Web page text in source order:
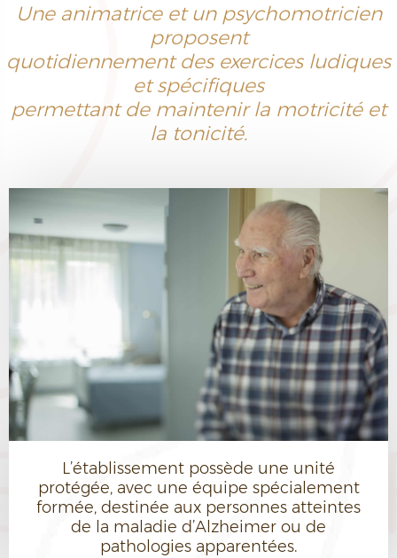
Une animatrice et un psychomotricien
proposent
quotidiennement des exercices ludiques
et spécifiques
permettant de maintenir la motricité et
la tonicité.
L’établissement possède une unité
protégée, avec une équipe spécialement
formée, destinée aux personnes atteintes
de la maladie d’Alzheimer ou de
pathologies apparentées.